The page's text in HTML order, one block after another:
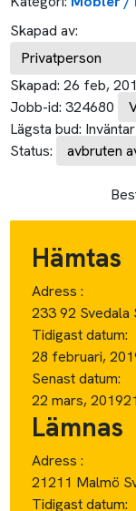
Skapad av:
Privatperson
Skapad: 26 feb,
Jobb-id: 324680
Lägsta bud:
Status:
avbruten
Hämtas
Adress :
233 92 Svedala
Tidigast datum:
28 februari,
Senast datum:
22 mars, 2019
Lämnas
Adress :
21211 Malmö
Tidigast datum: